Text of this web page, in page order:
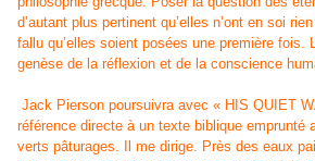
d’autant plus pertinent qu’elles n’ont en soi
fallu qu’elles soient posées une première fois.
genèse de la réflexion et de la conscience
Jack Pierson poursuivra avec « HIS QUIET
référence directe à un texte biblique emprunté
verts pâturages. Il me dirige. Près des eaux